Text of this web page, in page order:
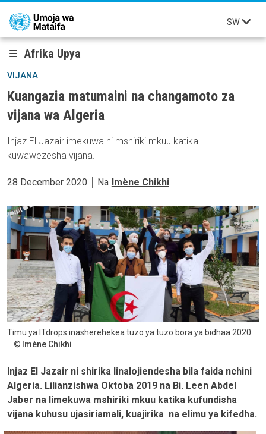
Skip to main content
SW
Afrika Upya
VIJANA
Kuangazia matumaini na changamoto za
vijana wa Algeria
Injaz El Jazair imekuwa ni mshiriki mkuu katika
kuwawezesha vijana.
28 December 2020 Na Imène Chikhi
Timu ya ITdrops inasherehekea tuzo ya tuzo bora ya bidhaa 2020.
Imène Chikhi
Injaz El Jazair ni shirika linalojiendesha bila faida nchini
Algeria. Lilianzishwa Oktoba 2019 na Bi. Leen Abdel
Jaber na limekuwa mshiriki mkuu katika kufundisha
vijana kuhusu ujasiriamali, kuajirika na elimu ya kifedha.